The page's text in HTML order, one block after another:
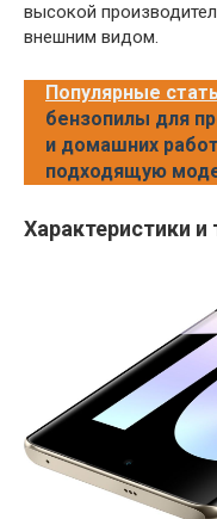
высокой
внешним видом.
Популярные
бензопилы для
и домашних
подходящую
Характеристики